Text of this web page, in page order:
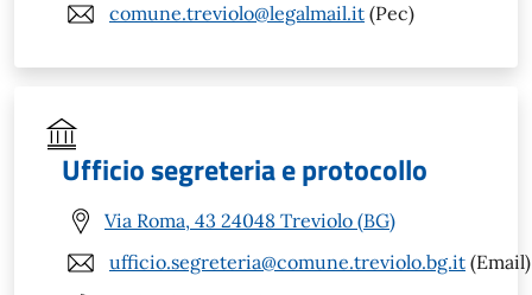
comune.treviolo@legalmail.it (Pec)
Ufficio segreteria e protocollo
Via Roma, 43 24048 Treviolo (BG)
ufficio.segreteria@comune.treviolo.bg.it (Email)